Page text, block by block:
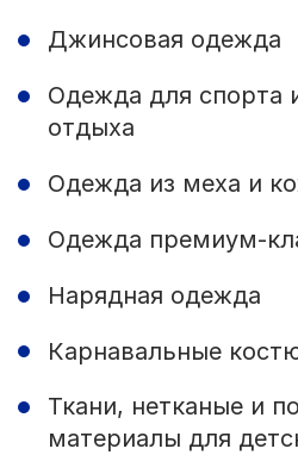
Джинсовая одежда
Одежда для спорта
отдыха
Одежда из меха и
Одежда премиум-
Нарядная одежда
Карнавальные
Ткани, нетканые и
материалы для